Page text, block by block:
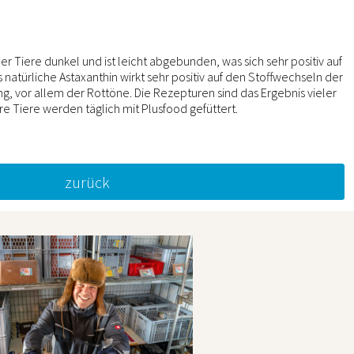
Tiere dunkel und ist leicht abgebunden, was sich sehr positiv auf
natürliche Astaxanthin wirkt sehr positiv auf den Stoffwechseln der
vor allem der Rottöne. Die Rezepturen sind das Ergebnis vieler
Tiere werden täglich mit Plusfood gefüttert.
zurück